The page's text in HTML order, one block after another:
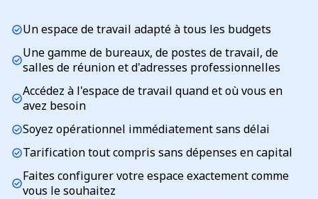
check_circleUn espace de travail adapté à tous les budgets
check_circleUne gamme de bureaux, de postes de travail, de
salles de réunion et d'adresses professionnelles
check_circleAccédez à l'espace de travail quand et où vous en
avez besoin
check_circleSoyez opérationnel immédiatement sans délai
check_circleTarification tout compris sans dépenses en capital
check_circleFaites configurer votre espace exactement comme
vous le souhaitez